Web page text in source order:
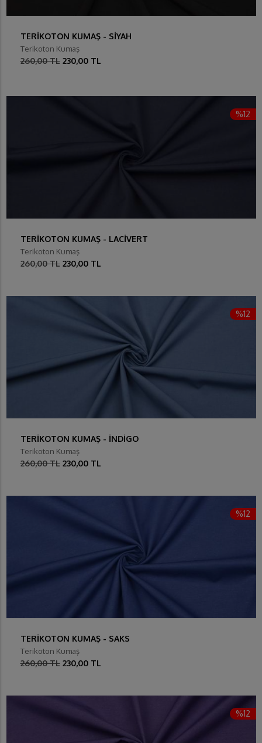
TERİKOTON KUMAŞ - SİYAH
Terikoton Kumaş
260,00 TL 230,00 TL
%12
TERİKOTON KUMAŞ - LACİVERT
Terikoton Kumaş
260,00 TL 230,00 TL
%12
TERİKOTON KUMAŞ - İNDİGO
Terikoton Kumaş
260,00 TL 230,00 TL
%12
TERİKOTON KUMAŞ - SAKS
Terikoton Kumaş
260,00 TL 230,00 TL
%12